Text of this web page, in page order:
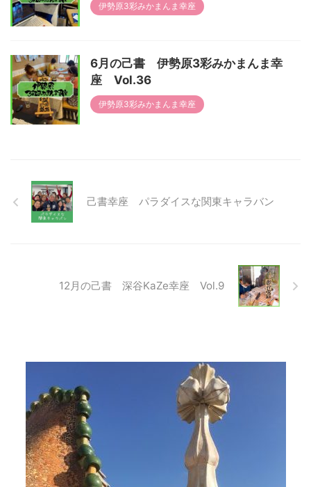
伊勢原3彩みかまんま幸座
6月の己書 伊勢原3彩みかまんま幸
座 Vol.36
伊勢原3彩みかまんま幸座
己書幸座 パラダイスな関東キャラバン
12月の己書 深谷KaZe幸座 Vol.9